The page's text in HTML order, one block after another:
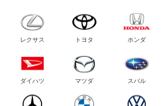
レクサス トヨタ ホンダ
ダイハツ マツダ スバル